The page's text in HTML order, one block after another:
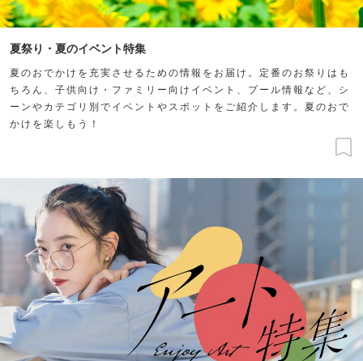
夏祭り・夏のイベント特集
夏のおでかけを充実させるための情報をお届け。定番のお祭りはも
ちろん、子供向け・ファミリー向けイベント、プール情報など、シ
ーンやカテゴリ別でイベントやスポットをご紹介します。夏のおで
かけを楽しもう！